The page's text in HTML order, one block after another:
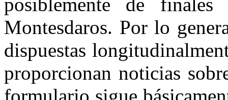
Montesdaros. Por lo
dispuestas
proporcionan noticias
formulario sigue